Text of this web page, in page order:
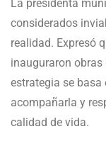
La presidenta
considerados
realidad. Expresó
inauguraron obras
estrategia se basa
acompañarla y
calidad de vida.